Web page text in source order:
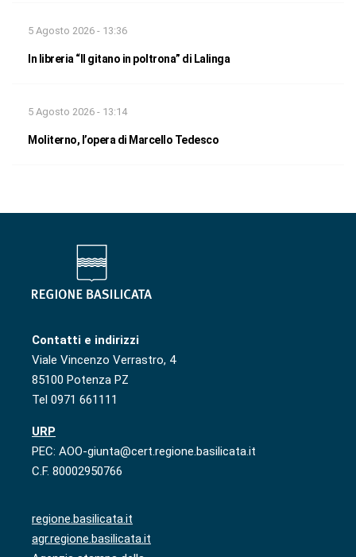
5 Agosto 2026 - 13:36
In libreria “Il gitano in poltrona” di Lalinga
5 Agosto 2026 - 13:14
Moliterno, l’opera di Marcello Tedesco
Contatti e indirizzi
Viale Vincenzo Verrastro, 4
85100 Potenza PZ
Tel 0971 661111
URP
PEC: AOO-giunta@cert.regione.basilicata.it
C.F. 80002950766
regione.basilicata.it
agr.regione.basilicata.it